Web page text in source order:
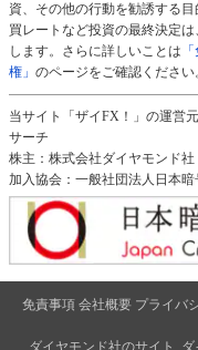
資、その他の行動を勧誘する
買レートなど投資の最終決定
します。さらに詳しいことは
権」 のページをご確認ください
当サイト「ザイFX！」の運営
サーチ
株主：株式会社ダイヤモンド社
加入協会：一般社団法人日本暗
免責事項 会社概要 プライバ
ダイヤモンド社のサイト
ダ